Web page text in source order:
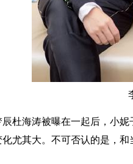
杜海涛被曝在一起后，小
尤其大。不可否认的是，